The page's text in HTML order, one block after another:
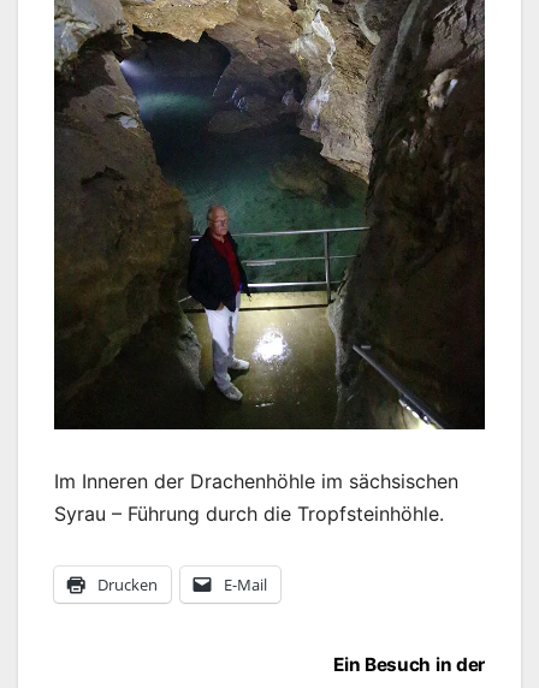
Im Inneren der Drachenhöhle im sächsischen
Syrau – Führung durch die Tropfsteinhöhle.
Drucken E-Mail
BeitragsnavigationEin Besuch in der